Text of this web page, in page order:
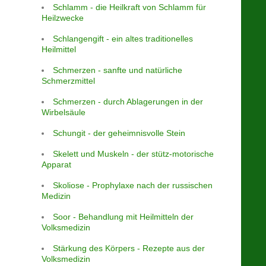
Schlamm - die Heilkraft von Schlamm für
Heilzwecke
Schlangengift - ein altes traditionelles
Heilmittel
Schmerzen - sanfte und natürliche
Schmerzmittel
Schmerzen - durch Ablagerungen in der
Wirbelsäule
Schungit - der geheimnisvolle Stein
Skelett und Muskeln - der stütz-motorische
Apparat
Skoliose - Prophylaxe nach der russischen
Medizin
Soor - Behandlung mit Heilmitteln der
Volksmedizin
Stärkung des Körpers - Rezepte aus der
Volksmedizin